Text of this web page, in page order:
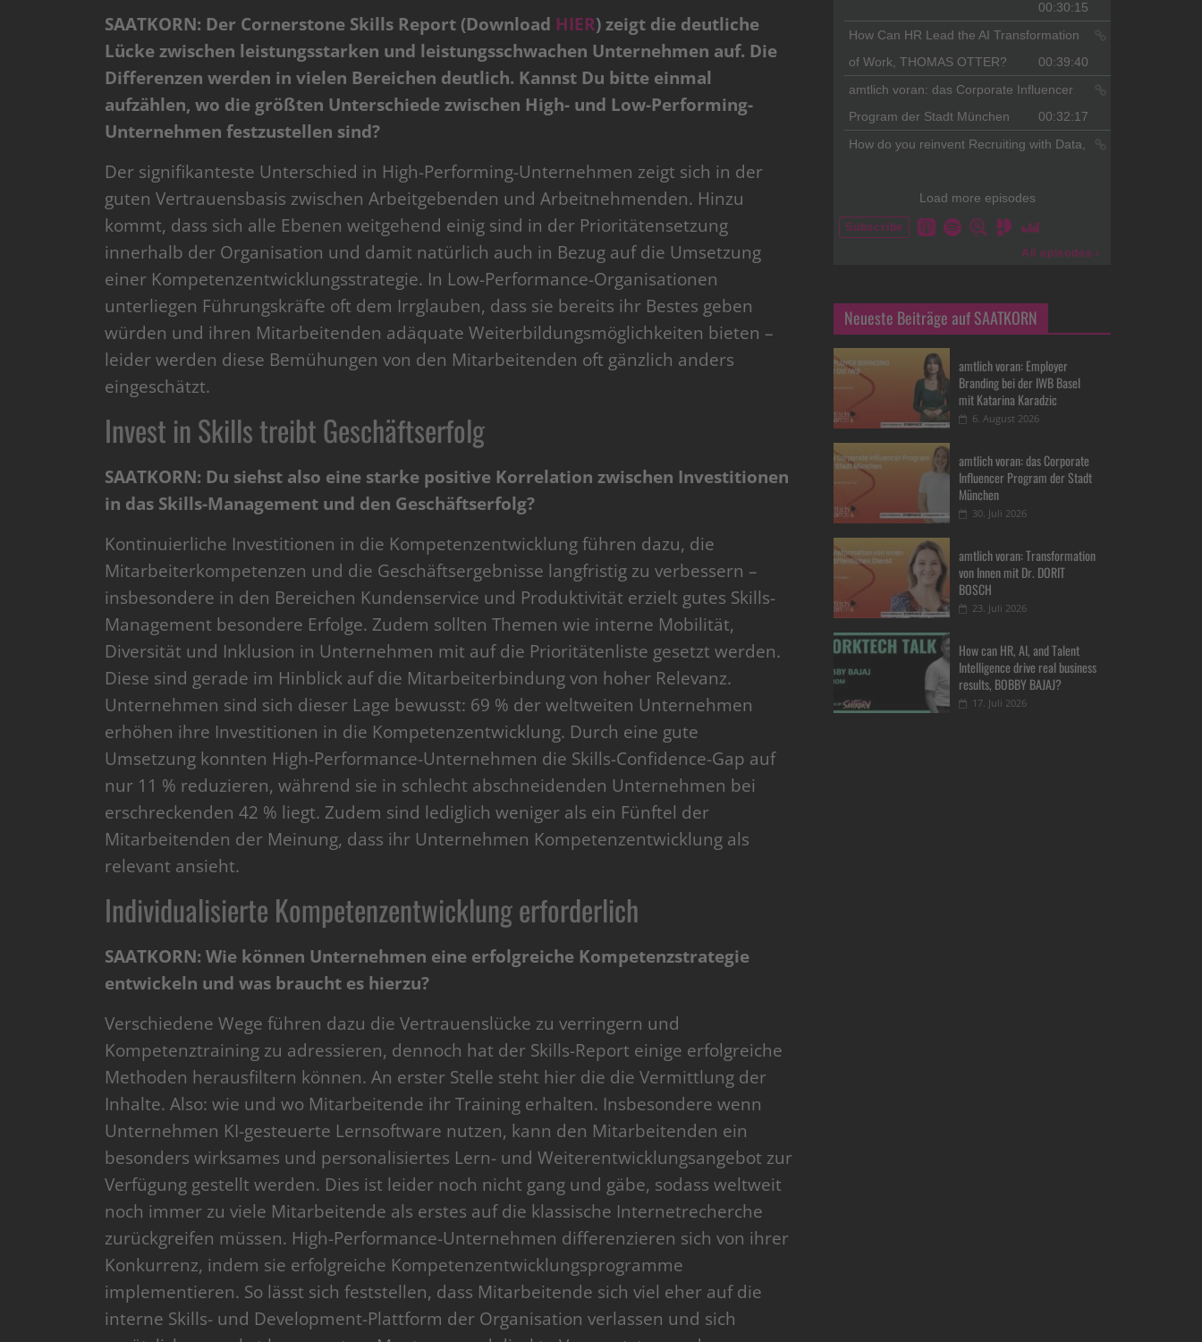
SAATKORN: Der Cornerstone Skills Report (Download HIER) zeigt die deutliche
Lücke zwischen leistungsstarken und leistungsschwachen Unternehmen auf. Die
Differenzen werden in vielen Bereichen deutlich. Kannst Du bitte einmal
aufzählen, wo die größten Unterschiede zwischen High- und Low-Performing-
Unternehmen festzustellen sind?
Der signifikanteste Unterschied in High-Performing-Unternehmen zeigt sich in der
guten Vertrauensbasis zwischen Arbeitgebenden und Arbeitnehmenden. Hinzu
kommt, dass sich alle Ebenen weitgehend einig sind in der Prioritätensetzung
innerhalb der Organisation und damit natürlich auch in Bezug auf die Umsetzung
einer Kompetenzentwicklungsstrategie. In Low-Performance-Organisationen
unterliegen Führungskräfte oft dem Irrglauben, dass sie bereits ihr Bestes geben
würden und ihren Mitarbeitenden adäquate Weiterbildungsmöglichkeiten bieten –
leider werden diese Bemühungen von den Mitarbeitenden oft gänzlich anders
eingeschätzt.
Invest in Skills treibt Geschäftserfolg
SAATKORN: Du siehst also eine starke positive Korrelation zwischen Investitionen
in das Skills-Management und den Geschäftserfolg?
Kontinuierliche Investitionen in die Kompetenzentwicklung führen dazu, die
Mitarbeiterkompetenzen und die Geschäftsergebnisse langfristig zu verbessern –
insbesondere in den Bereichen Kundenservice und Produktivität erzielt gutes Skills-
Management besondere Erfolge. Zudem sollten Themen wie interne Mobilität,
Diversität und Inklusion in Unternehmen mit auf die Prioritätenliste gesetzt werden.
Diese sind gerade im Hinblick auf die Mitarbeiterbindung von hoher Relevanz.
Unternehmen sind sich dieser Lage bewusst: 69 % der weltweiten Unternehmen
erhöhen ihre Investitionen in die Kompetenzentwicklung. Durch eine gute
Umsetzung konnten High-Performance-Unternehmen die Skills-Confidence-Gap auf
nur 11 % reduzieren, während sie in schlecht abschneidenden Unternehmen bei
erschreckenden 42 % liegt. Zudem sind lediglich weniger als ein Fünftel der
Mitarbeitenden der Meinung, dass ihr Unternehmen Kompetenzentwicklung als
relevant ansieht.
Individualisierte Kompetenzentwicklung erforderlich
SAATKORN: Wie können Unternehmen eine erfolgreiche Kompetenzstrategie
entwickeln und was braucht es hierzu?
Verschiedene Wege führen dazu die Vertrauenslücke zu verringern und
Kompetenztraining zu adressieren, dennoch hat der Skills-Report einige erfolgreiche
Methoden herausfiltern können. An erster Stelle steht hier die die Vermittlung der
Inhalte. Also: wie und wo Mitarbeitende ihr Training erhalten. Insbesondere wenn
Unternehmen KI-gesteuerte Lernsoftware nutzen, kann den Mitarbeitenden ein
besonders wirksames und personalisiertes Lern- und Weiterentwicklungsangebot zur
Verfügung gestellt werden. Dies ist leider noch nicht gang und gäbe, sodass weltweit
noch immer zu viele Mitarbeitende als erstes auf die klassische Internetrecherche
zurückgreifen müssen. High-Performance-Unternehmen differenzieren sich von ihrer
Konkurrenz, indem sie erfolgreiche Kompetenzentwicklungsprogramme
implementieren. So lässt sich feststellen, dass Mitarbeitende sich viel eher auf die
interne Skills- und Development-Plattform der Organisation verlassen und sich
Neueste Beiträge auf SAATKORN
amtlich voran: Employer
Branding bei der IWB Basel
mit Katarina Karadzic
6. August 2026
amtlich voran: das Corporate
Influencer Program der Stadt
München
30. Juli 2026
amtlich voran: Transformation
von Innen mit Dr. DORIT
BOSCH
23. Juli 2026
How can HR, AI, and Talent
Intelligence drive real business
results, BOBBY BAJAJ?
17. Juli 2026